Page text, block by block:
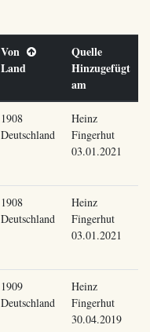
Von
Land
Quelle
Hinzugefügt
am
1908
Deutschland
Heinz
Fingerhut
03.01.2021
1908
Deutschland
Heinz
Fingerhut
03.01.2021
1909
Deutschland
Heinz
Fingerhut
30.04.2019